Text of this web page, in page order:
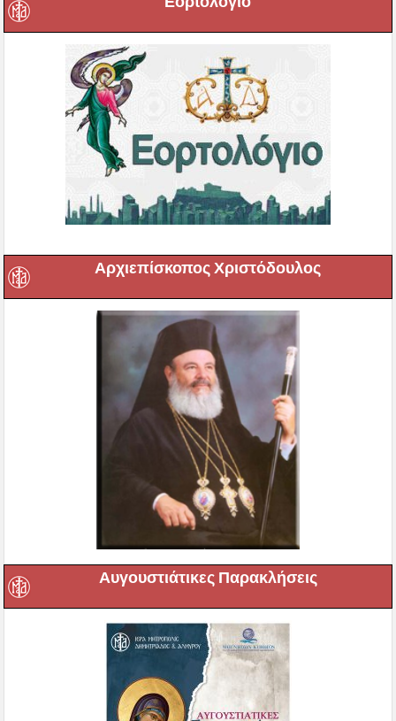
Αρχιεπίσκοπος Χριστόδουλος
Αυγουστιάτικες Παρακλήσεις